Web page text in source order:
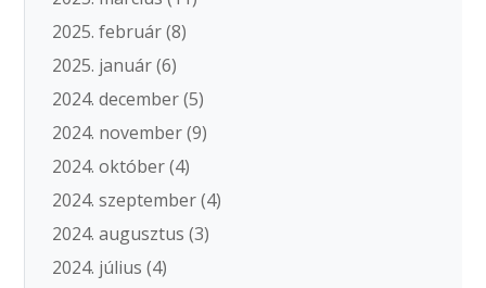
2025. február(8)
2025. január(6)
2024. december(5)
2024. november(9)
2024. október(4)
2024. szeptember(4)
2024. augusztus (3)
2024. július (4)